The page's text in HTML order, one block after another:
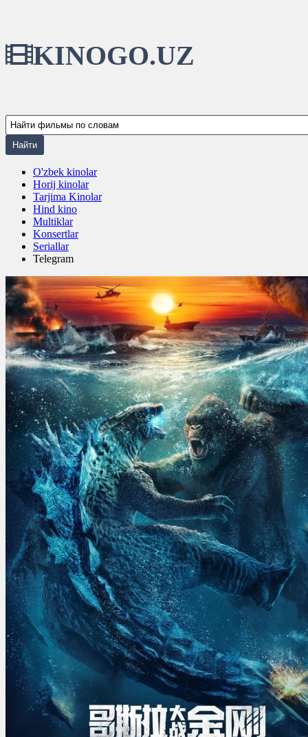
KINOGO.UZ
O'zbek kinolar
Horij kinolar
Tarjima Kinolar
Hind kino
Multiklar
Konsertlar
Seriallar
Telegram